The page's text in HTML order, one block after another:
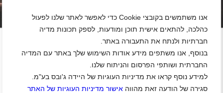
אנו משתמשים בקובצי Cookie כדי לאפשר לאתר שלנו לפעול
כהלכה, להתאים אישית תוכן ומודעות, לספק תכונות מדיה
חברתיות ולנתח את התעבורה באתר.
בנוסף, אנו משתפים מידע אודות השימוש שלך באתר עם המדיה
החברתית ושותפי הפרסום והניתוח שלנו.
למידע נוסף קראו את מדיניות העוגיות של היידה ג'ובס בע"מ.
סגירה של הודעה זאת מהווה אישור מדיניות העוגיות של האתר
+
לחנות יוקרתית בנמל התעופה בן גוריון דרושים /ות
קופאים/ות וסדרנים/ות
נתב"ג|סטודנטים| חיילים משוחררים|משרות שוות |קופה